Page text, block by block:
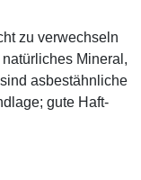
zu verwechseln
Mineral,
asbestähnliche
gute Haft-